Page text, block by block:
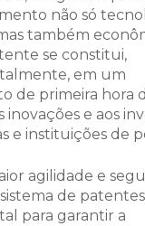
não só
também
se constitui,
em um
de primeira hora
inovações e aos
e instituições de
agilidade e
de
para garantir a